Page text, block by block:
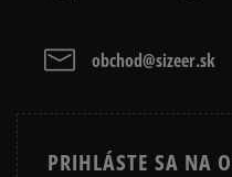
ADIDAS SUPERSTAR
STAR
JORDAN 4
obchod@sizeer.sk
PRIHLÁSTE SA NA